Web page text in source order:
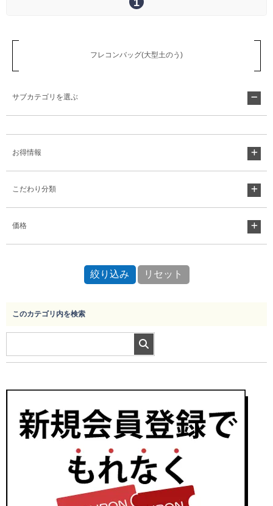
フレコンバッグ(大型土のう)
サブカテゴリを選ぶ
お得情報
こだわり分類
価格
このカテゴリ内を検索